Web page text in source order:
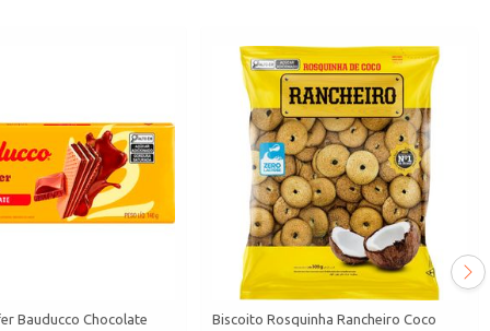
Bauducco Chocolate
Biscoito Rosquinha Rancheiro Coco